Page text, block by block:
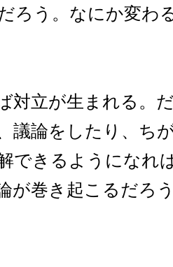
ろう。なにか変わ
対立が生まれる。
議論をしたり、ち
できるようになれ
が巻き起こるだろ